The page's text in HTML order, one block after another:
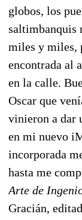
globos, los
saltimbanquis
miles y miles,
encontrada al
en la calle.
Oscar que
vinieron a dar
en mi nuevo
incorporada
hasta me
Arte de
Gracián,